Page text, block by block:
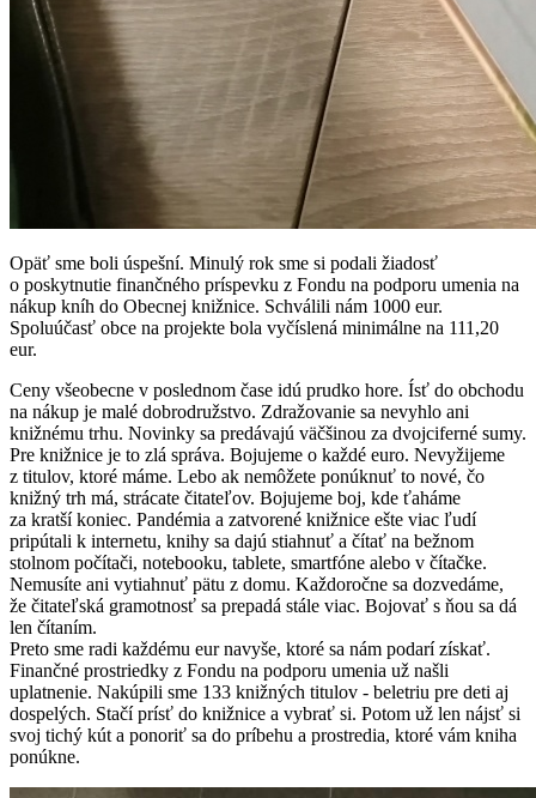
Opäť sme boli úspešní. Minulý rok sme si podali žiadosť
o poskytnutie finančného príspevku z Fondu na podporu umenia na
nákup kníh do Obecnej knižnice. Schválili nám 1000 eur.
Spoluúčasť obce na projekte bola vyčíslená minimálne na 111,20
eur.
Ceny všeobecne v poslednom čase idú prudko hore. Ísť do obchodu
na nákup je malé dobrodružstvo. Zdražovanie sa nevyhlo ani
knižnému trhu. Novinky sa predávajú väčšinou za dvojciferné sumy.
Pre knižnice je to zlá správa. Bojujeme o každé euro. Nevyžijeme
z titulov, ktoré máme. Lebo ak nemôžete ponúknuť to nové, čo
knižný trh má, strácate čitateľov. Bojujeme boj, kde ťaháme
za kratší koniec. Pandémia a zatvorené knižnice ešte viac ľudí
pripútali k internetu, knihy sa dajú stiahnuť a čítať na bežnom
stolnom počítači, notebooku, tablete, smartfóne alebo v čítačke.
Nemusíte ani vytiahnuť pätu z domu. Každoročne sa dozvedáme,
že čitateľská gramotnosť sa prepadá stále viac. Bojovať s ňou sa dá
len čítaním.
Preto sme radi každému eur navyše, ktoré sa nám podarí získať.
Finančné prostriedky z Fondu na podporu umenia už našli
uplatnenie. Nakúpili sme 133 knižných titulov - beletriu pre deti aj
dospelých. Stačí prísť do knižnice a vybrať si. Potom už len nájsť si
svoj tichý kút a ponoriť sa do príbehu a prostredia, ktoré vám kniha
ponúkne.